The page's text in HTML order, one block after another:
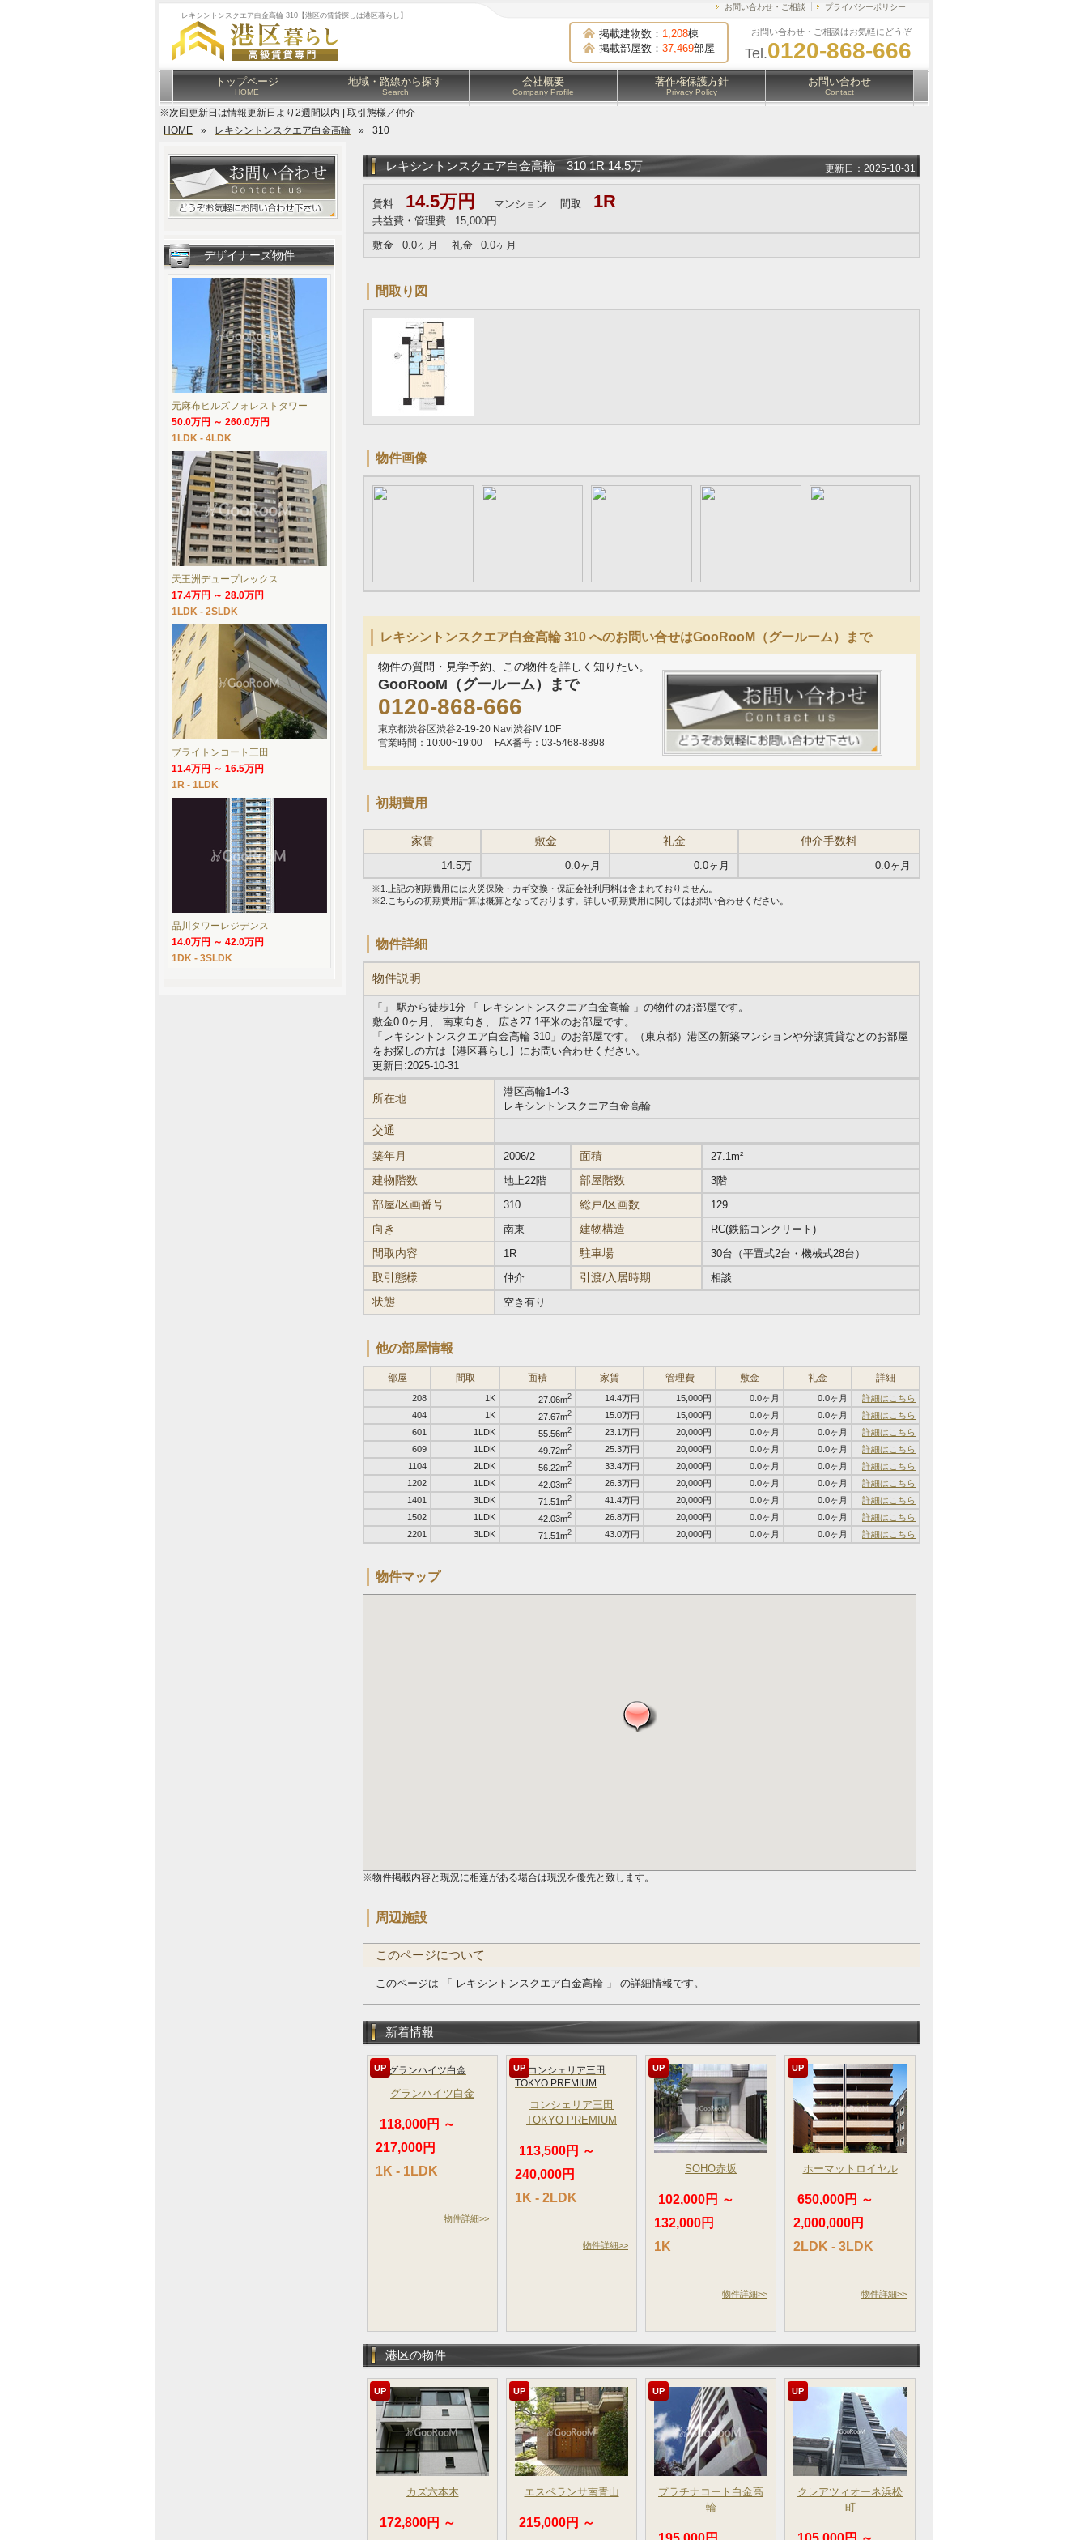
レキシントンスクエア白金高輪 310【港区の賃貸探しは港区暮らし】
掲載建物数： 1,208棟
掲載部屋数： 37,469部屋
お問い合わせ・ご相談はお気軽にどうぞ
Tel.0120-868-666
お問い合わせ・ご相談 プライバシーポリシー
トップページ
HOME
地域・路線から探す
Search
会社概要
Company Profile
著作権保護方針
Privacy Policy
お問い合わせ
Contact
※次回更新日は情報更新日より2週間以内 | 取引態様／仲介
HOME
» レキシントンスクエア白金高輪 » 310
レキシントンスクエア白金高輪 310 1R 14.5万 更新日：2025-10-31
賃料 14.5万円 マンション 間取 1R
共益費・管理費
15,000円
敷金
0.0ヶ月 礼金 0.0ヶ月
間取り図
物件画像
レキシントンスクエア白金高輪 310 へのお問い合せはGooRooM（グールーム）まで
物件の質問・見学予約、この物件を詳しく知りたい。
GooRooM（グールーム）まで
0120-868-666
東京都渋谷区渋谷2-19-20 Navi渋谷IV 10F
営業時間：10:00~19:00
FAX番号：03-5468-8898
初期費用
家賃 敷金 礼金 仲介手数料
14.5万 0.0ヶ月 0.0ヶ月 0.0ヶ月
※1.上記の初期費用には火災保険・カギ交換・保証会社利用料は含まれておりません。
※2.こちらの初期費用計算は概算となっております。詳しい初期費用に関してはお問い合わせください。
物件詳細
物件説明
「」 駅から徒歩1分 「 レキシントンスクエア白金高輪 」の物件のお部屋です。
敷金0.0ヶ月、 南東向き、 広さ27.1平米のお部屋です。
「レキシントンスクエア白金高輪 310」のお部屋です。（東京都）港区の新築マンションや分譲賃貸などのお部屋
をお探しの方は【港区暮らし】にお問い合わせください。
更新日:2025-10-31
所在地
港区高輪1-4-3
レキシントンスクエア白金高輪
交通
築年月
2006/2 面積 27.1m²
建物階数 地上22階 部屋階数 3階
部屋/区画番号 310 総戸/区画数 129
向き 南東 建物構造 RC(鉄筋コンクリート)
間取内容 1R 駐車場 30台（平置式2台・機械式28台）
取引態様 仲介 引渡/入居時期 相談
状態 空き有り
他の部屋情報
部屋 間取 面積 家賃 管理費 敷金 礼金 詳細
208 1K 27.06m2 14.4万円 15,000円 0.0ヶ月 0.0ヶ月
詳細はこちら
404
1K 27.67m2 15.0万円 15,000円 0.0ヶ月 0.0ヶ月
詳細はこちら
601
1LDK 55.56m2 23.1万円 20,000円 0.0ヶ月 0.0ヶ月
詳細はこちら
609
1LDK 49.72m2 25.3万円 20,000円 0.0ヶ月 0.0ヶ月
詳細はこちら
1104
2LDK 56.22m2 33.4万円 20,000円 0.0ヶ月 0.0ヶ月
詳細はこちら
1202
1LDK 42.03m2 26.3万円 20,000円 0.0ヶ月 0.0ヶ月
詳細はこちら
1401
3LDK 71.51m2 41.4万円 20,000円 0.0ヶ月 0.0ヶ月
詳細はこちら
1502
1LDK 42.03m2 26.8万円 20,000円 0.0ヶ月 0.0ヶ月
詳細はこちら
2201
3LDK 71.51m2 43.0万円 20,000円 0.0ヶ月 0.0ヶ月 詳細はこちら
物件マップ
※物件掲載内容と現況に相違がある場合は現況を優先と致します。
周辺施設
このページについて
このページは 「 レキシントンスクエア白金高輪 」 の詳細情報です。
新着情報
UP
グランハイツ白金
118,000円 ～
217,000円
1K - 1LDK
物件詳細>>
UP
コンシェリア三田
TOKYO PREMIUM
113,500円 ～
240,000円
1K - 2LDK
物件詳細>>
UP
SOHO赤坂
102,000円 ～
132,000円
1K
物件詳細>>
UP
ホーマットロイヤル
650,000円 ～
2,000,000円
2LDK - 3LDK
物件詳細>>
港区の物件
UP
カズ六本木
172,800円 ～
UP
エスペランサ南青山
215,000円 ～
UP
プラチナコート白金高
輪
UP
クレアツィオーネ浜松
町
デザイナーズ物件
元麻布ヒルズフォレストタワー
50.0万円 ～ 260.0万円
1LDK - 4LDK
天王洲デュープレックス
17.4万円 ～ 28.0万円
1LDK - 2SLDK
ブライトンコート三田
11.4万円 ～ 16.5万円
1R - 1LDK
品川タワーレジデンス
14.0万円 ～ 42.0万円
1DK - 3SLDK